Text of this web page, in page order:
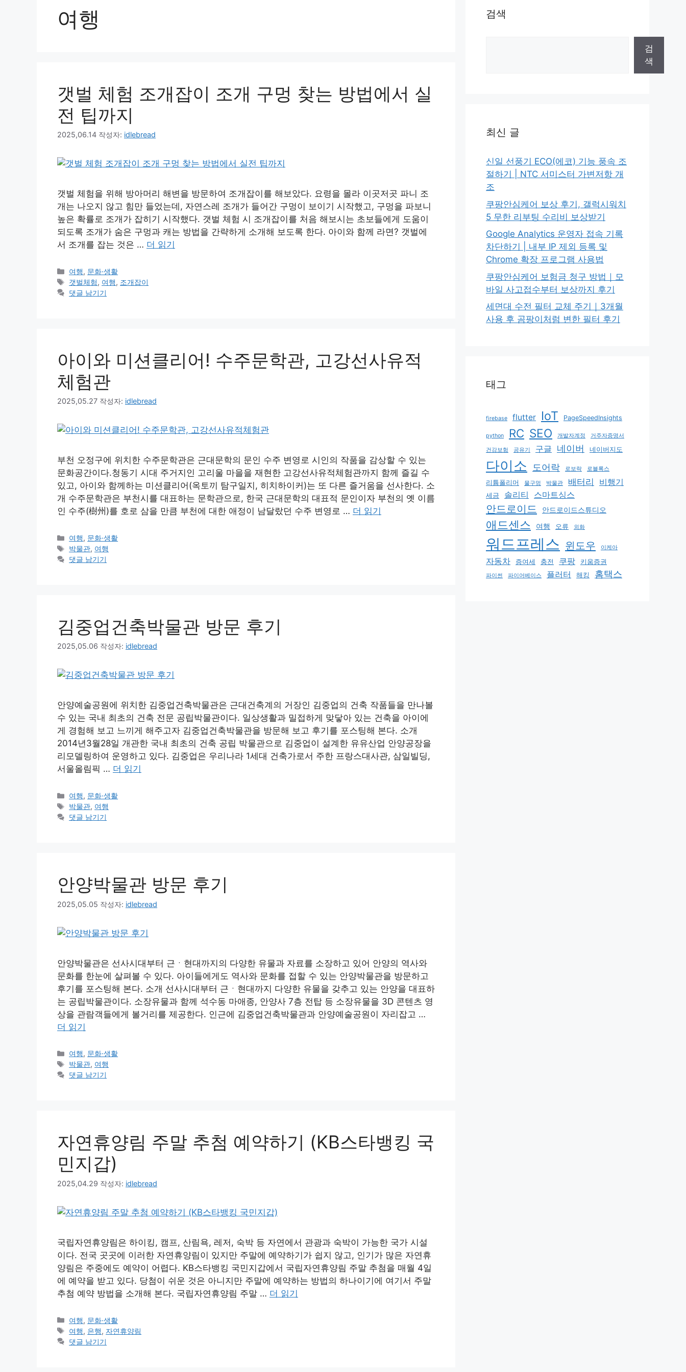
여행
갯벌 체험 조개잡이 조개 구멍 찾는 방법에서 실
전 팁까지
2025,06.14 작성자: idlebread
갯벌 체험을 위해 방아머리 해변을 방문하여 조개잡이를 해보았다. 요령을 몰라 이곳저곳 파니 조
개는 나오지 않고 힘만 들었는데, 자연스레 조개가 들어간 구멍이 보이기 시작했고, 구멍을 파보니
높은 확률로 조개가 잡히기 시작했다. 갯벌 체험 시 조개잡이를 처음 해보시는 초보들에게 도움이
되도록 조개가 숨은 구멍과 캐는 방법을 간략하게 소개해 보도록 한다. 아이와 함께 라면? 갯벌에
서 조개를 잡는 것은 … 더 읽기
카
테
고
여행, 문화·생활
태
그
갯벌체험, 여행, 조개잡이
댓글 남기기
아이와 미션클리어! 수주문학관, 고강선사유적
체험관
2025,05.27 작성자: idlebread
부천 오정구에 위치한 수주문학관은 근대문학의 문인 수주 변영로 시인의 작품을 감상할 수 있는
문화공간이다.청동기 시대 주거지인 고리울 마을을 재현한 고강선사유적체험관까지 함께 즐길 수
있고, 아이와 함께하는 미션클리어(옥토끼 탐구일지, 히치하이커)는 또 다른 즐거움을 선사한다. 소
개 수주문학관은 부천시를 대표하는 문학관으로, 한국 근대문학의 대표적 문인이자 부천의 옛 이름
인 수주(樹州)를 호로 삼을 만큼 부천에 대한 애정이 남달랐던 수주 변영로 … 더 읽기
카
테
고
여행, 문화·생활
태
그
박물관, 여행
댓글 남기기
김중업건축박물관 방문 후기
2025,05.06 작성자: idlebread
안양예술공원에 위치한 김중업건축박물관은 근대건축계의 거장인 김중업의 건축 작품들을 만나볼
수 있는 국내 최초의 건축 전문 공립박물관이다. 일상생활과 밀접하게 맞닿아 있는 건축을 아이에
게 경험해 보고 느끼게 해주고자 김중업건축박물관을 방문해 보고 후기를 포스팅해 본다. 소개
2014년3월28일 개관한 국내 최초의 건축 공립 박물관으로 김중업이 설계한 유유산업 안양공장을
리모델링하여 운영하고 있다. 김중업은 우리나라 1세대 건축가로서 주한 프랑스대사관, 삼일빌딩,
서울올림픽 … 더 읽기
카
테
고
여행, 문화·생활
태
그
박물관, 여행
댓글 남기기
안양박물관 방문 후기
2025,05.05 작성자: idlebread
안양박물관은 선사시대부터 근ㆍ현대까지의 다양한 유물과 자료를 소장하고 있어 안양의 역사와
문화를 한눈에 살펴볼 수 있다. 아이들에게도 역사와 문화를 접할 수 있는 안양박물관을 방문하고
후기를 포스팅해 본다. 소개 선사시대부터 근ㆍ현대까지 다양한 유물을 갖추고 있는 안양을 대표하
는 공립박물관이다. 소장유물과 함께 석수동 마애종, 안양사 7층 전탑 등 소장유물을 3D 콘텐츠 영
상을 관람객들에게 볼거리를 제공한다. 인근에 김중업건축박물관과 안양예술공원이 자리잡고 …
더 읽기
카
테
고
여행, 문화·생활
태
그
박물관, 여행
댓글 남기기
자연휴양림 주말 추첨 예약하기 (KB스타뱅킹 국
민지갑)
2025,04.29 작성자: idlebread
국립자연휴양림은 하이킹, 캠프, 산림욕, 레저, 숙박 등 자연에서 관광과 숙박이 가능한 국가 시설
이다. 전국 곳곳에 이러한 자연휴양림이 있지만 주말에 예약하기가 쉽지 않고, 인기가 많은 자연휴
양림은 주중에도 예약이 어렵다. KB스타뱅킹 국민지갑에서 국립자연휴양림 주말 추첨을 매월 4일
에 예약을 받고 있다. 당첨이 쉬운 것은 아니지만 주말에 예약하는 방법의 하나이기에 여기서 주말
추첨 예약 방법을 소개해 본다. 국립자연휴양림 주말 … 더 읽기
카
테
고
여행, 문화·생활
태
그
여행, 은행, 자연휴양림
댓글 남기기
검색
검
색
최신 글
신일 선풍기 ECO(에코) 기능 풍속 조
절하기 | NTC 서미스터 가변저항 개
조
쿠팡안심케어 보상 후기, 갤럭시워치
5 무한 리부팅 수리비 보상받기
Google Analytics 운영자 접속 기록
차단하기 | 내부 IP 제외 등록 및
Chrome 확장 프로그램 사용법
쿠팡안심케어 보험금 청구 방법｜모
바일 사고접수부터 보상까지 후기
세면대 수전 필터 교체 주기｜3개월
사용 후 곰팡이처럼 변한 필터 후기
태그
firebase flutter IoT PageSpeedInsights
python RC SEO 개발자계정 거주자증명서
건강보험 공유기 구글 네이버 네이버지도
다이소 도어락 로보락 로블록스
리튬폴리머 물구멍 박물관 배터리 비행기
세금 솔리티 스마트싱스
안드로이드 안드로이드스튜디오
애드센스 여행 오류 외화
워드프레스 윈도우 이케아
자동차 증여세 충전 쿠팡 키움증권
파이썬 파이어베이스 플러터 해킹 홈택스